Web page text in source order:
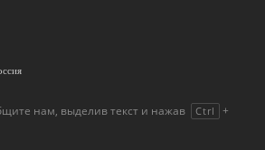
нам, выделив текст и нажав Ctrl +